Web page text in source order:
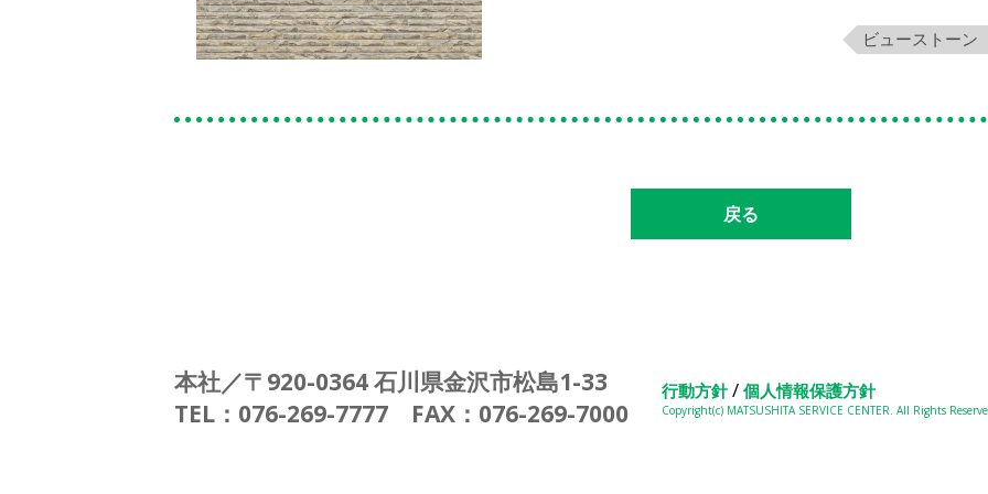
ビューストーン
戻る
本社／〒920-0364 石川県金沢市松島1-33
TEL：076-269-7777 FAX：076-269-7000
行動方針/ 個人情報保護方針
Copyright(c) MATSUSHITA SERVICE CENTER. All Rights